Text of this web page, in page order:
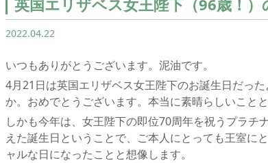
英国エリザベス女王陛下（96歳！）
2022.04.22
いつもありがとうございます。泥油です。
4月21日は英国エリザベス女王陛下のお誕生日だっ
か。おめでとうございます。本当に素晴らしいこと
しかも今年は、女王陛下の即位70周年を祝うプラチ
えた誕生日ということで、ご本人にとっても王室に
ャルな日になったことと想像します。